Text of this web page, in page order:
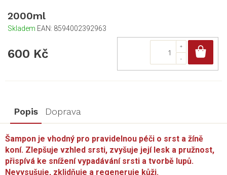
2000ml
Skladem EAN: 8594002392963
600 Kč
Popis Doprava
Šampon je vhodný pro pravidelnou péči o srst a žíně
koní. Zlepšuje vzhled srsti, zvyšuje její lesk a pružnost,
přispívá ke snížení vypadávání srsti a tvorbě lupů.
Nevysušuje, zklidňuje a regeneruje kůži.